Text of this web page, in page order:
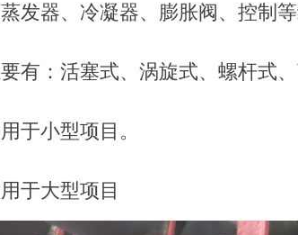
发器、冷凝器、膨胀阀、控制等
有：活塞式、涡旋式、螺杆式、
于小型项目。
于大型项目